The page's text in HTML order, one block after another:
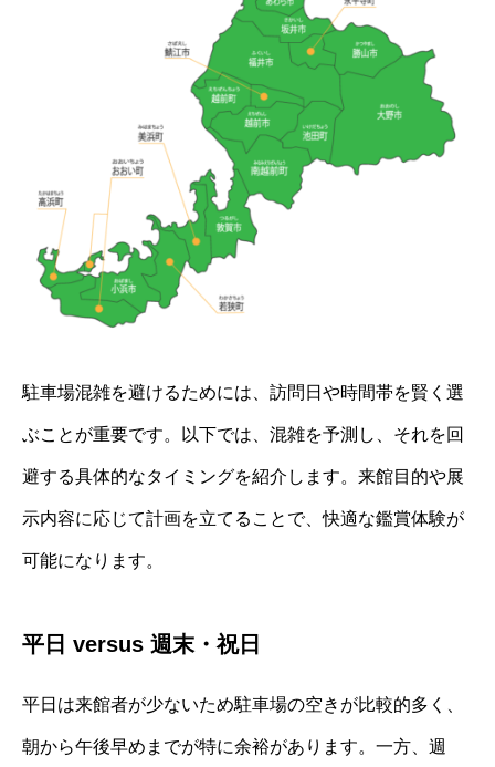
駐車場混雑を避けるためには、訪問日や時間帯を賢く選
ぶことが重要です。以下では、混雑を予測し、それを回
避する具体的なタイミングを紹介します。来館目的や展
示内容に応じて計画を立てることで、快適な鑑賞体験が
可能になります。
平日 versus 週末・祝日
平日は来館者が少ないため駐車場の空きが比較的多く、
朝から午後早めまでが特に余裕があります。一方、週